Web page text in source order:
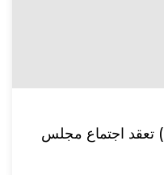
بيت جالا لصناعة الأدوية (BJP) تعقد اجتماع مجلس